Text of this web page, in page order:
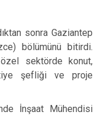
sonra Gaziantep
bölümünü bitirdi.
özel sektörde konut,
şefliği ve proje
İnşaat Mühendisi